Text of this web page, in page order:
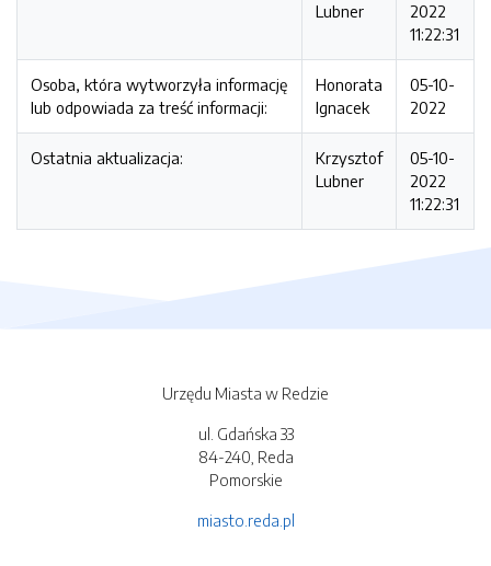
Lubner
2022
11:22:31
Osoba, która wytworzyła informację
lub odpowiada za treść informacji:
Honorata
Ignacek
05-10-
2022
Ostatnia aktualizacja:
Krzysztof
Lubner
05-10-
2022
11:22:31
Urzędu Miasta w Redzie
ul. Gdańska 33
84-240, Reda
Pomorskie
miasto.reda.pl